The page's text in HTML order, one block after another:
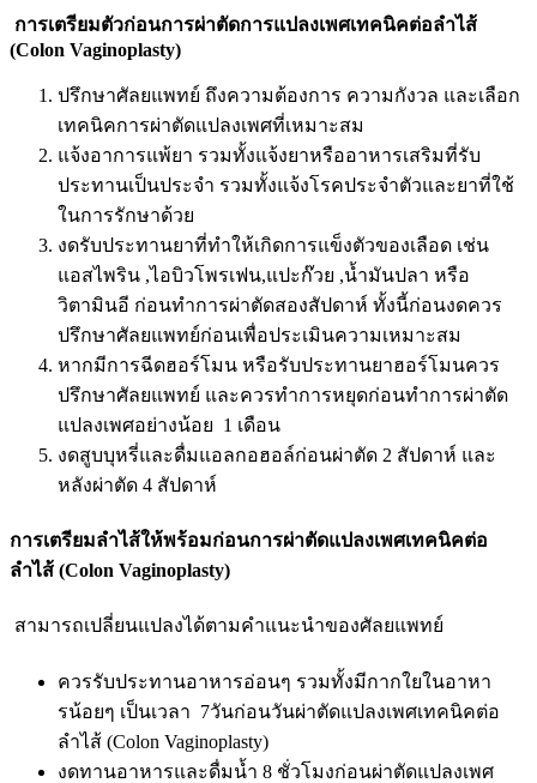
การเตรียมตัวก่อนการผ่าตัดการแปลงเพศเทคนิคต่อลำไส้
(Colon Vaginoplasty)
ปรึกษาศัลยแพทย์ ถึงความต้องการ ความกังวล และเลือก
เทคนิคการผ่าตัดแปลงเพศที่เหมาะสม
แจ้งอาการแพ้ยา รวมทั้งแจ้งยาหรืออาหารเสริมที่รับ
ประทานเป็นประจำ รวมทั้งแจ้งโรคประจำตัวและยาที่ใช้
ในการรักษาด้วย
งดรับประทานยาที่ทำให้เกิดการแข็งตัวของเลือด เช่น
แอสไพริน ,ไอบิวโพรเฟน,แปะก๊วย ,น้ำมันปลา หรือ
วิตามินอี ก่อนทำการผ่าตัดสองสัปดาห์ ทั้งนี้ก่อนงดควร
ปรึกษาศัลยแพทย์ก่อนเพื่อประเมินความเหมาะสม
หากมีการฉีดฮอร์โมน หรือรับประทานยาฮอร์โมนควร
ปรึกษาศัลยแพทย์ และควรทำการหยุดก่อนทำการผ่าตัด
แปลงเพศอย่างน้อย 1 เดือน
งดสูบบุหรี่และดื่มแอลกอฮอล์ก่อนผ่าตัด 2 สัปดาห์ และ
หลังผ่าตัด 4 สัปดาห์
การเตรียมลำไส้ให้พร้อมก่อนการผ่าตัดแปลงเพศเทคนิคต่อ
ลำไส้ (Colon Vaginoplasty)
สามารถเปลี่ยนแปลงได้ตามคำแนะนำของศัลยแพทย์
ควรรับประทานอาหารอ่อนๆ รวมทั้งมีกากใยในอาหา
รน้อยๆ เป็นเวลา 7วันก่อนวันผ่าตัดแปลงเพศเทคนิคต่อ
ลำไส้ (Colon Vaginoplasty)
งดทานอาหารและดื่มน้ำ 8 ชั่วโมงก่อนผ่าตัดแปลงเพศ